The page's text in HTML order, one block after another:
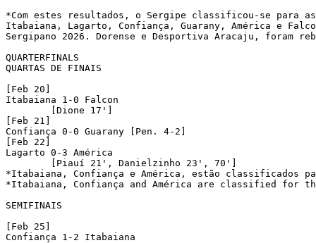
*Com estes resultados, o Sergipe classificou-se para as
Itabaiana, Lagarto, Confiança, Guarany, América e
Sergipano 2026. Dorense e Desportiva Aracaju, foram
QUARTERFINALS
QUARTAS DE FINAIS
[Feb 20]
Itabaiana 1-0 Falcon
[Feb 21]
Confiança 0-0 Guarany [Pen. 4-2]
[Feb 22]
Lagarto 0-3 América
*Itabaiana, Confiança e América, estão classificados
*Itabaiana, Confiança and América are classified for
SEMIFINAIS
[Feb 25]
Confiança 1-2 Itabaiana